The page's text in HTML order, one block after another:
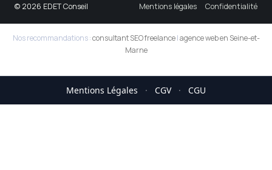
© 2026 EDET Conseil Mentions légales Confidentialité
Nos recommandations :consultant SEO freelance|agence web en Seine-et-
Marne
Mentions Légales · CGV · CGU